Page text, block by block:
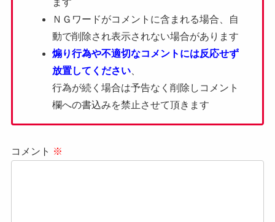
ます
ＮＧワードがコメントに含まれる場合、自
動で削除され表示されない場合があります
煽り行為や不適切なコメントには反応せず
放置してください、
行為が続く場合は予告なく削除しコメント
欄への書込みを禁止させて頂きます
コメント ※